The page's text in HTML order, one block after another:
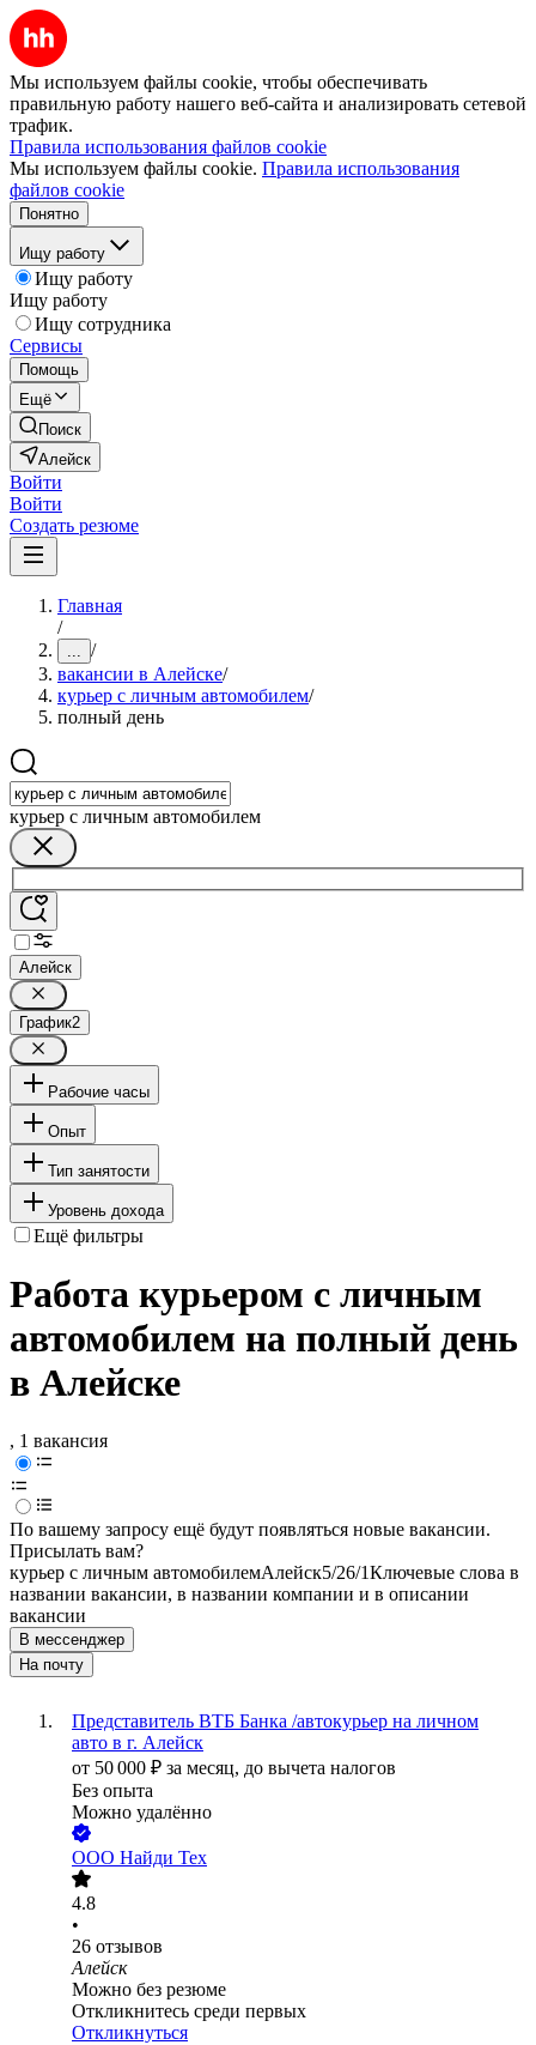
Мы используем файлы cookie, чтобы обеспечивать
правильную работу нашего веб-сайта и анализировать сетевой
трафик.
Правила использования файлов cookie
Мы используем файлы cookie. Правила использования
файлов cookie
Понятно
Ищу работу
Ищу работу
Ищу работу
Ищу сотрудника
Сервисы
Помощь
Ещё
Поиск
Алейск
Войти
Войти
Создать резюме
Главная
/
... /
вакансии в Алейске/
курьер с личным автомобилем/
полный день
курьер с личным автомобилем
Алейск
График2
Рабочие часы
Опыт
Тип занятости
Уровень дохода
Ещё фильтры
Работа курьером с личным
автомобилем на полный день
в Алейске
, 1 вакансия
По вашему запросу ещё будут появляться новые вакансии.
Присылать вам?
курьер с личным автомобилемАлейск5/26/1Ключевые слова в
названии вакансии, в названии компании и в описании
вакансии
В мессенджер
На почту
Представитель ВТБ Банка /автокурьер на личном
авто в г. Алейск
от 50 000 ₽ за месяц, до вычета налогов
Без опыта
Можно удалённо
ООО Найди Тех
4.8
•
26 отзывов
Алейск
Можно без резюме
Откликнитесь среди первых
Откликнуться